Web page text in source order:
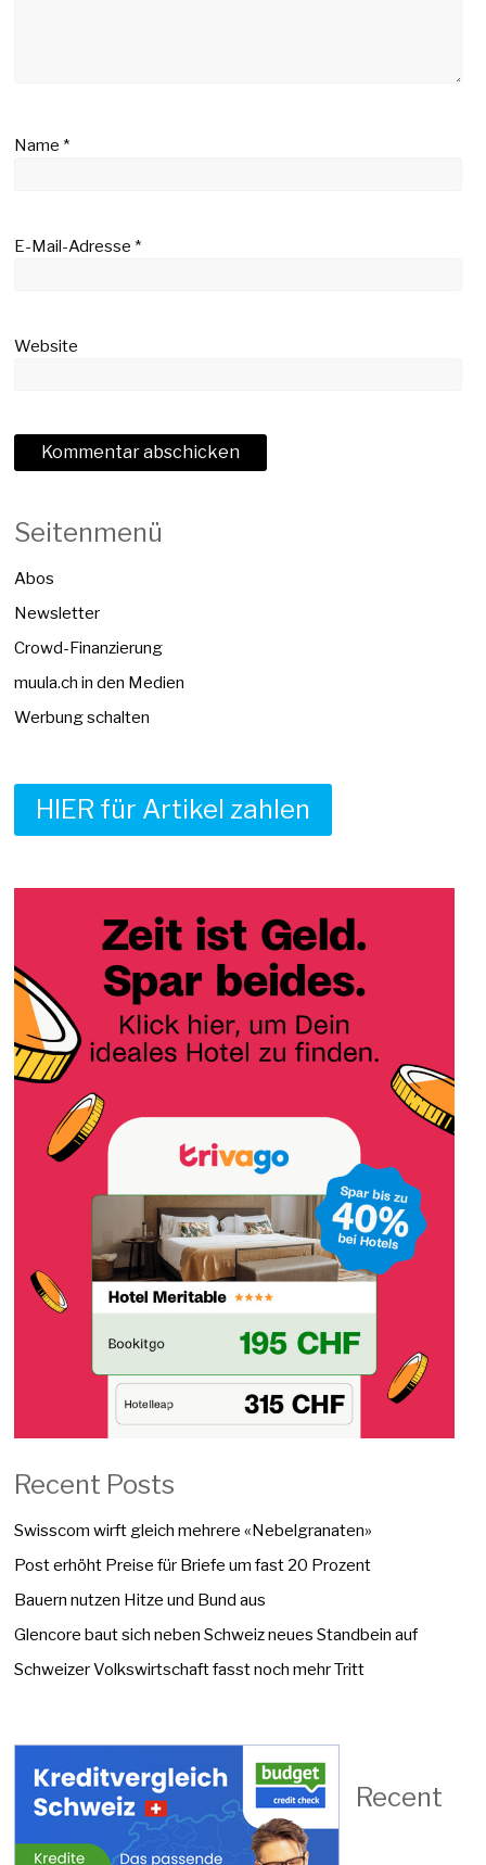
Name*
E-Mail-Adresse*
Website
Seitenmenü
Abos
Newsletter
Crowd-Finanzierung
muula.ch in den Medien
Werbung schalten
HIER für Artikel zahlen
Recent Posts
Swisscom wirft gleich mehrere «Nebelgranaten»
Post erhöht Preise für Briefe um fast 20 Prozent
Bauern nutzen Hitze und Bund aus
Glencore baut sich neben Schweiz neues Standbein auf
Schweizer Volkswirtschaft fasst noch mehr Tritt
Recent